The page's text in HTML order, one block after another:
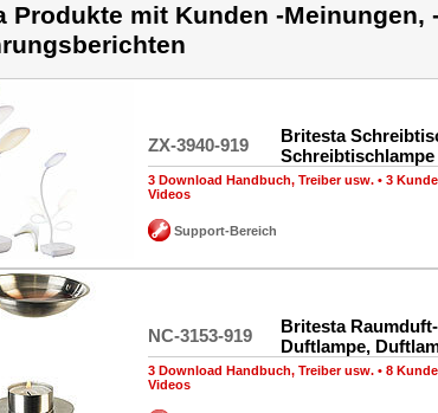
Produkte mit Kunden -Meinungen,
ZX-3940-919
Britesta
3 Download Handbuch, Treiber usw. • 3
Videos
Support-Bereich
NC-3153-919
Britesta
Duftlampe,
3 Download Handbuch, Treiber usw. • 8
Videos